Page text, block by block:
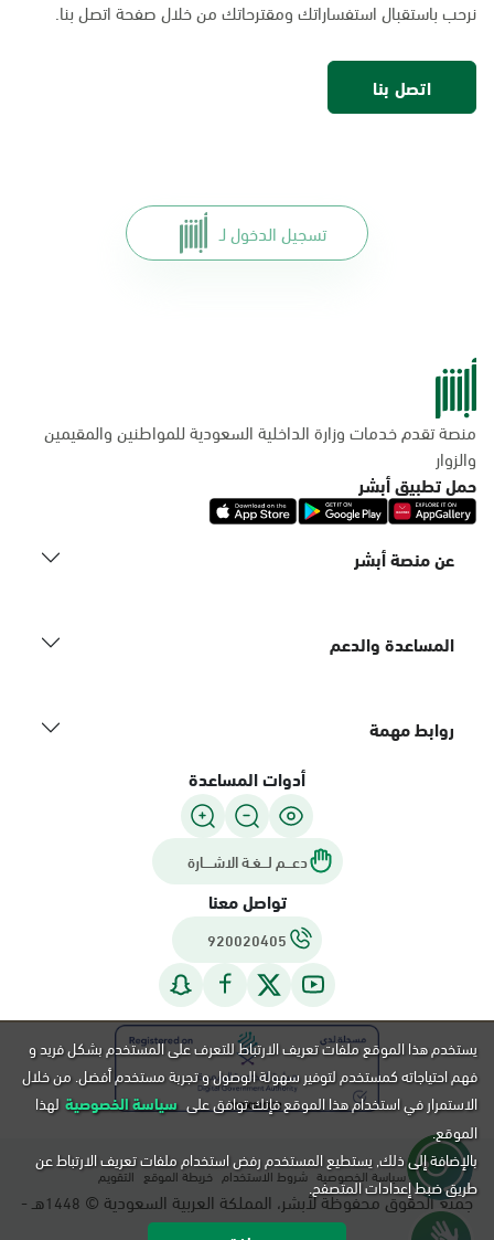
نرحب باستقبال استفساراتك ومقترحاتك من خلال صفحة اتصل بنا.
اتصل بنا
تسجيل الدخول لـ
منصة تقدم خدمات وزارة الداخلية السعودية للمواطنين والمقيمين
والزوار
حمل تطبيق أبشر
عن منصة أبشر
المساعدة والدعم
روابط مهمة
أدوات المساعدة
دعـــم لـــغـة الاشــــارة
تواصل معنا
920020405
سياسة الخصوصية شروط الاستخدام خريطة الموقع التقويم
جميع الحقوق محفوظة لأبشر، المملكة العربية السعودية © 1448هـ -
2026م.
يستخدم هذا الموقع ملفات تعريف الارتباط للتعرف على المستخدم بشكل فريد و
فهم احتياجاته كمستخدم لتوفير سهولة الوصول و تجربة مستخدم أفضل. من خلال
الاستمرار في استخدام هذا الموقع فإنك توافق على سياسة الخصوصية لهذا
الموقع.
بالإضافة إلى ذلك, يستطيع المستخدم رفض استخدام ملفات تعريف الارتباط عن
طريق ضبط إعدادات المتصفح.